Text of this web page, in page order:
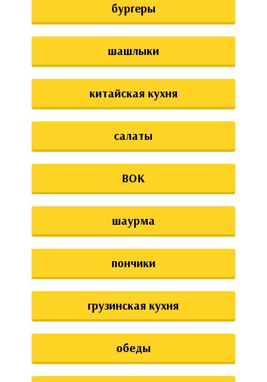
бургеры
шашлыки
китайская кухня
салаты
ВОК
шаурма
пончики
грузинская кухня
обеды